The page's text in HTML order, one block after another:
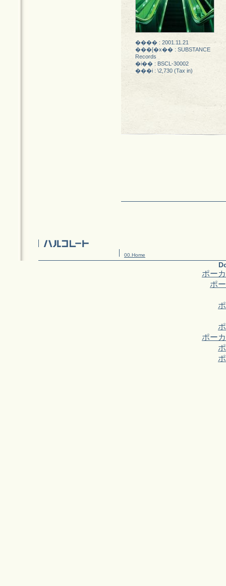
���� : 2001.11.21
���[�x�� : SUBSTANCE
Records
�i�� : BSCL-30002
���i : \2,730 (Tax in)
00.Home
ポー
ポ
ポー